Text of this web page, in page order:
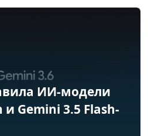
ИИ-модели
и Gemini 3.5 Flash-